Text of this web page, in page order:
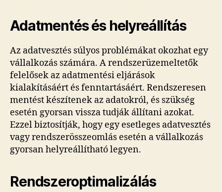
Adatmentés és helyreállítás
Az adatvesztés súlyos problémákat okozhat egy
vállalkozás számára. A rendszerüzemeltetők
felelősek az adatmentési eljárások
kialakításáért és fenntartásáért. Rendszeresen
mentést készítenek az adatokról, és szükség
esetén gyorsan vissza tudják állítani azokat.
Ezzel biztosítják, hogy egy esetleges adatvesztés
vagy rendszerösszeomlás esetén a vállalkozás
gyorsan helyreállítható legyen.
Rendszeroptimalizálás